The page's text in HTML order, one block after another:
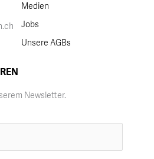
Medien
Jobs
Unsere AGBs
Newsletter.